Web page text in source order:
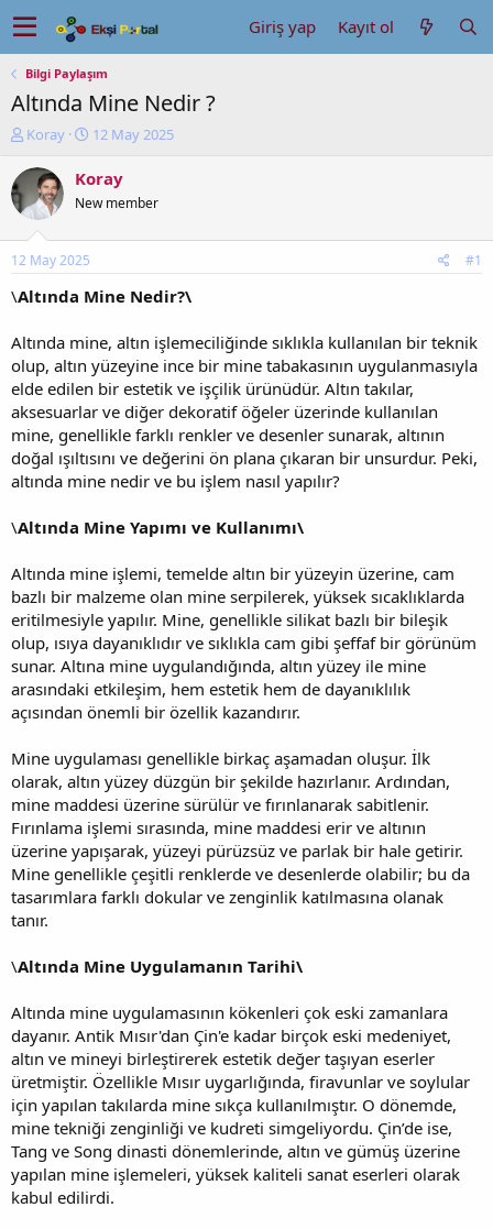
Giriş yap Kayıt ol
Bilgi Paylaşım
Altında Mine Nedir ?
K
n
u
y
b
a
ş
t
a
n
Koray
B
ş
a
ç
r
i
h
i
12 May 2025
Koray
New member
12 May 2025 #1
\Altında Mine Nedir?\
Altında mine, altın işlemeciliğinde sıklıkla kullanılan bir teknik
olup, altın yüzeyine ince bir mine tabakasının uygulanmasıyla
elde edilen bir estetik ve işçilik ürünüdür. Altın takılar,
aksesuarlar ve diğer dekoratif öğeler üzerinde kullanılan
mine, genellikle farklı renkler ve desenler sunarak, altının
doğal ışıltısını ve değerini ön plana çıkaran bir unsurdur. Peki,
altında mine nedir ve bu işlem nasıl yapılır?
\Altında Mine Yapımı ve Kullanımı\
Altında mine işlemi, temelde altın bir yüzeyin üzerine, cam
bazlı bir malzeme olan mine serpilerek, yüksek sıcaklıklarda
eritilmesiyle yapılır. Mine, genellikle silikat bazlı bir bileşik
olup, ısıya dayanıklıdır ve sıklıkla cam gibi şeffaf bir görünüm
sunar. Altına mine uygulandığında, altın yüzey ile mine
arasındaki etkileşim, hem estetik hem de dayanıklılık
açısından önemli bir özellik kazandırır.
Mine uygulaması genellikle birkaç aşamadan oluşur. İlk
olarak, altın yüzey düzgün bir şekilde hazırlanır. Ardından,
mine maddesi üzerine sürülür ve fırınlanarak sabitlenir.
Fırınlama işlemi sırasında, mine maddesi erir ve altının
üzerine yapışarak, yüzeyi pürüzsüz ve parlak bir hale getirir.
Mine genellikle çeşitli renklerde ve desenlerde olabilir; bu da
tasarımlara farklı dokular ve zenginlik katılmasına olanak
tanır.
\Altında Mine Uygulamanın Tarihi\
Altında mine uygulamasının kökenleri çok eski zamanlara
dayanır. Antik Mısır'dan Çin'e kadar birçok eski medeniyet,
altın ve mineyi birleştirerek estetik değer taşıyan eserler
üretmiştir. Özellikle Mısır uygarlığında, firavunlar ve soylular
için yapılan takılarda mine sıkça kullanılmıştır. O dönemde,
mine tekniği zenginliği ve kudreti simgeliyordu. Çin’de ise,
Tang ve Song dinasti dönemlerinde, altın ve gümüş üzerine
yapılan mine işlemeleri, yüksek kaliteli sanat eserleri olarak
kabul edilirdi.